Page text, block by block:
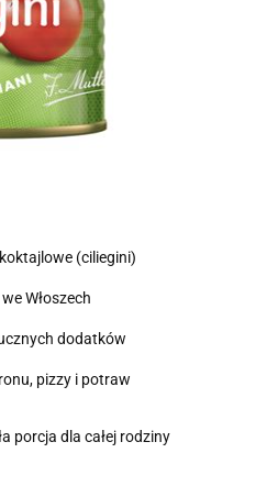
(ciliegini)
Włoszech
dodatków
pizzy i potraw
porcja dla całej rodziny